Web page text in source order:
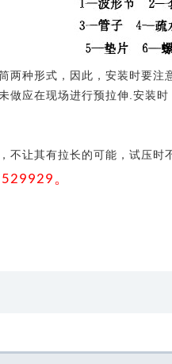
种形式，因此，安装时要
应在现场进行预拉伸.安装
不让其有拉长的可能，试压时
。